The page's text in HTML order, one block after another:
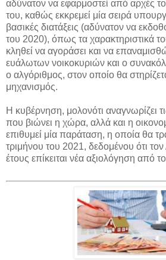
αδύνατον να εφαρμοστεί από αρχές
του, καθώς εκκρεμεί μία σειρά
βασικές διατάξεις (αδύνατον να
του 2020), όπως τα χαρακτηριστικά
κληθεί να αγοράσει και να
ευάλωτων νοικοκυριών και ο
ο αλγόριθμος, στον οποίο θα
μηχανισμός.
Η κυβέρνηση, μολονότι αναγνωρίζει
που βιώνει η χώρα, αλλά και η
επιθυμεί μία παράταση, η οποία θα
τριμήνου του 2021, δεδομένου ότι τον
έτους επίκειται νέα αξιολόγηση από